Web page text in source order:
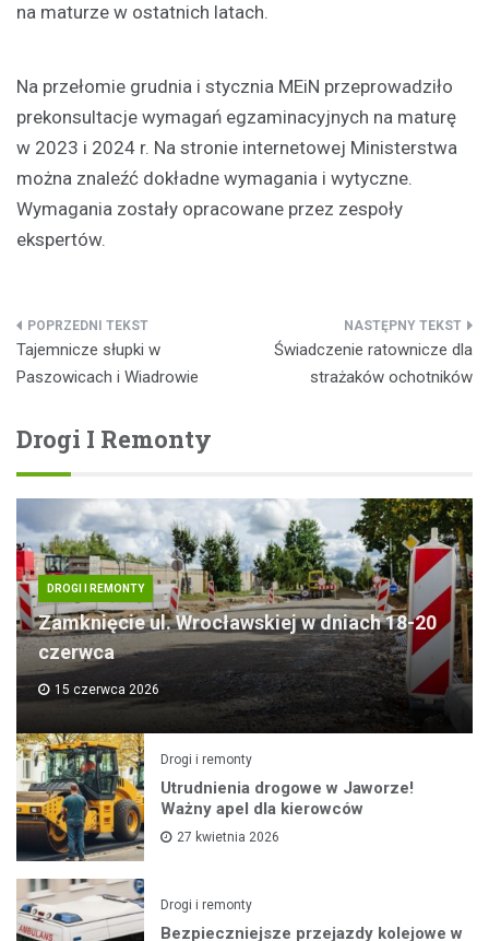
na maturze w ostatnich latach.
Na przełomie grudnia i stycznia MEiN przeprowadziło
prekonsultacje wymagań egzaminacyjnych na maturę
w 2023 i 2024 r. Na stronie internetowej Ministerstwa
można znaleźć dokładne wymagania i wytyczne.
Wymagania zostały opracowane przez zespoły
ekspertów.
Nawigacja
wpisu
Tajemnicze słupki w
Paszowicach i Wiadrowie
Świadczenie ratownicze dla
strażaków ochotników
Drogi I Remonty
DROGI I REMONTY
Zamknięcie ul. Wrocławskiej w dniach 18-20
czerwca
15 czerwca 2026
Drogi i remonty
Utrudnienia drogowe w Jaworze!
Ważny apel dla kierowców
27 kwietnia 2026
Drogi i remonty
Bezpieczniejsze przejazdy kolejowe w